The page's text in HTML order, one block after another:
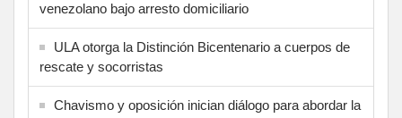
venezolano bajo arresto domiciliario
ULA otorga la Distinción Bicentenario a cuerpos de
rescate y socorristas
Chavismo y oposición inician diálogo para abordar la